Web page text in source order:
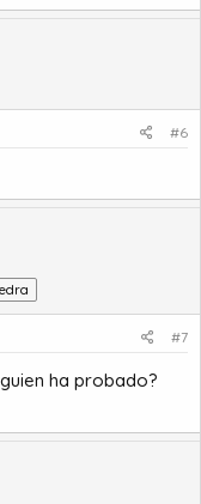
#6
#7
ha probado?